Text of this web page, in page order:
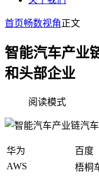
首页畅数视角正文
智能汽车产业
和头部企业
阅读模式
华为 百度
AWS
梧桐